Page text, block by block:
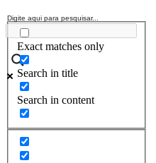
Exact matches only
Search in title
Search in content